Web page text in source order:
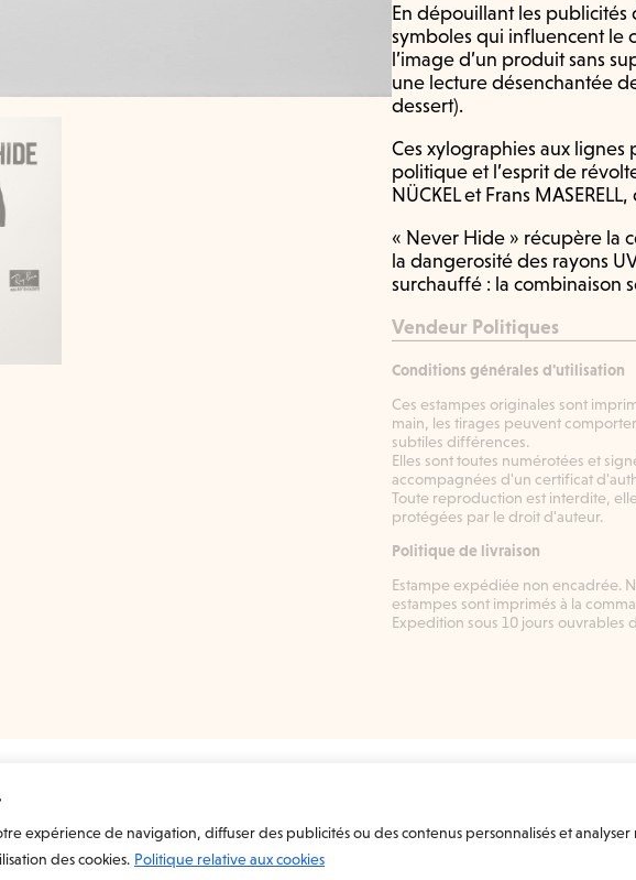
expérience de navigation, diffuser des publicités ou des contenus personnalisés et analyser
des cookies. Politique relative aux cookies
En dépouillant les publicités
symboles qui influencent le
l’image d’un produit sans
une lecture désenchantée
dessert).
Ces xylographies aux lignes
politique et l’esprit de
NÜCKEL et Frans
« Never Hide » récupère la
la dangerosité des rayons
surchauffé : la combinaison
Vendeur Politiques
Conditions générales d'utilisation
Ces estampes originales sont
main, les tirages peuvent
subtiles différences.
Elles sont toutes numérotées et
accompagnées d'un certificat
Toute reproduction est interdite,
protégées par le droit d'auteur.
Politique de livraison
Estampe expédiée non encadrée.
estampes sont imprimés à la
Expedition sous 10 jours ouvrables
à l’estampe